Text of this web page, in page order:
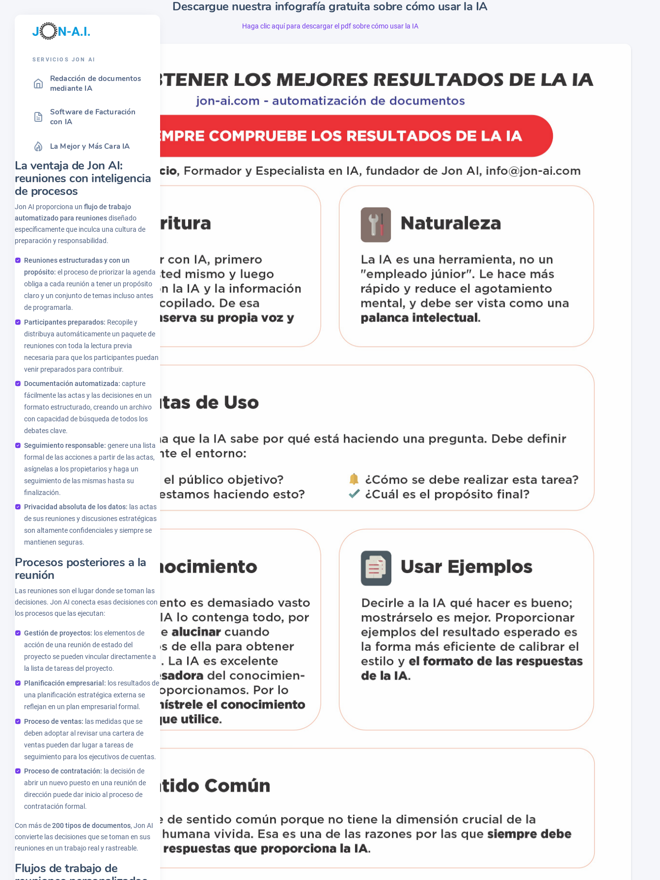
SERVICIOS JON AI
Redacción de documentos
mediante IA
Software de Facturación
con IA
La Mejor y Más Cara IA
La ventaja de Jon AI:
reuniones con inteligencia
de procesos
Jon AI proporciona un flujo de trabajo
automatizado para reunionesdiseñado
específicamente que inculca una cultura de
preparación y responsabilidad.
Reuniones estructuradas y con un
propósito: el proceso de priorizar la agenda
obliga a cada reunión a tener un propósito
claro y un conjunto de temas incluso antes
de programarla.
Participantes preparados: Recopile y
distribuya automáticamente un paquete de
reuniones con toda la lectura previa
necesaria para que los participantes puedan
venir preparados para contribuir.
Documentación automatizada: capture
fácilmente las actas y las decisiones en un
formato estructurado, creando un archivo
con capacidad de búsqueda de todos los
debates clave.
Seguimiento responsable: genere una lista
formal de las acciones a partir de las actas,
asígnelas a los propietarios y haga un
seguimiento de las mismas hasta su
finalización.
Privacidad absoluta de los datos: las actas
de sus reuniones y discusiones estratégicas
son altamente confidenciales y siempre se
mantienen seguras.
Procesos posteriores a la
reunión
Las reuniones son el lugar donde se toman las
decisiones. Jon AI conecta esas decisiones con
los procesos que las ejecutan:
Gestión de proyectos: los elementos de
acción de una reunión de estado del
proyecto se pueden vincular directamente a
la lista de tareas del proyecto.
Planificación empresarial: los resultados de
una planificación estratégica externa se
reflejan en un plan empresarial formal.
Proceso de ventas: las medidas que se
deben adoptar al revisar una cartera de
ventas pueden dar lugar a tareas de
seguimiento para los ejecutivos de cuentas.
Proceso de contratación: la decisión de
abrir un nuevo puesto en una reunión de
dirección puede dar inicio al proceso de
contratación formal.
Con más de200 tipos de documentos, Jon AI
convierte las decisiones que se toman en sus
reuniones en un trabajo real y rastreable.
Flujos de trabajo de
Descargue nuestra infografía gratuita sobre cómo usar la IA
Haga clic aquí para descargar el pdf sobre cómo usar la IA